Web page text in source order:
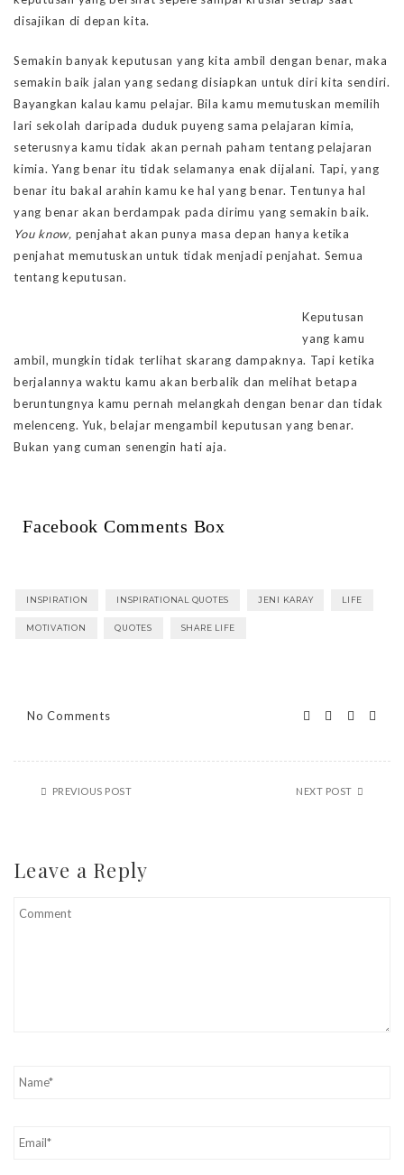
disajikan di depan kita.
Semakin banyak keputusan yang kita ambil dengan benar, maka
semakin baik jalan yang sedang disiapkan untuk diri kita sendiri.
Bayangkan kalau kamu pelajar. Bila kamu memutuskan memilih
lari sekolah daripada duduk puyeng sama pelajaran kimia,
seterusnya kamu tidak akan pernah paham tentang pelajaran
kimia. Yang benar itu tidak selamanya enak dijalani. Tapi, yang
benar itu bakal arahin kamu ke hal yang benar. Tentunya hal
yang benar akan berdampak pada dirimu yang semakin baik.
You know, penjahat akan punya masa depan hanya ketika
penjahat memutuskan untuk tidak menjadi penjahat. Semua
tentang keputusan.
Keputusan
yang kamu
ambil, mungkin tidak terlihat skarang dampaknya. Tapi ketika
berjalannya waktu kamu akan berbalik dan melihat betapa
beruntungnya kamu pernah melangkah dengan benar dan tidak
melenceng. Yuk, belajar mengambil keputusan yang benar.
Bukan yang cuman senengin hati aja.
Facebook Comments Box
INSPIRATION INSPIRATIONAL QUOTES JENI KARAY LIFE
MOTIVATION QUOTES SHARE LIFE
No Comments
PREVIOUS POST NEXT POST
Leave a Reply